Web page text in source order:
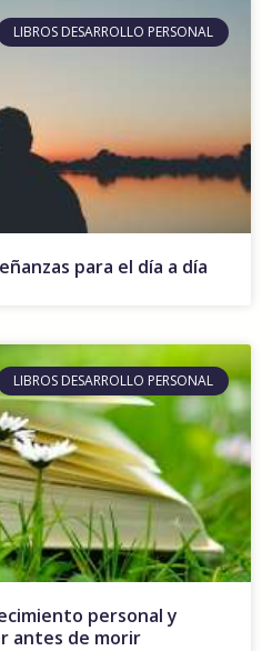
LIBROS DESARROLLO PERSONAL
para el día a día
LIBROS DESARROLLO PERSONAL
personal y
antes de morir